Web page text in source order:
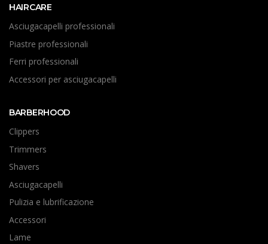
HAIRCARE
Asciugacapelli professionali
Piastre professionali
Ferri professionali
Accessori per asciugacapelli
BARBERHOOD
Clippers
Trimmers
Shavers
Asciugacapelli
Pulizia e lubrificazione
Accessori
Lame